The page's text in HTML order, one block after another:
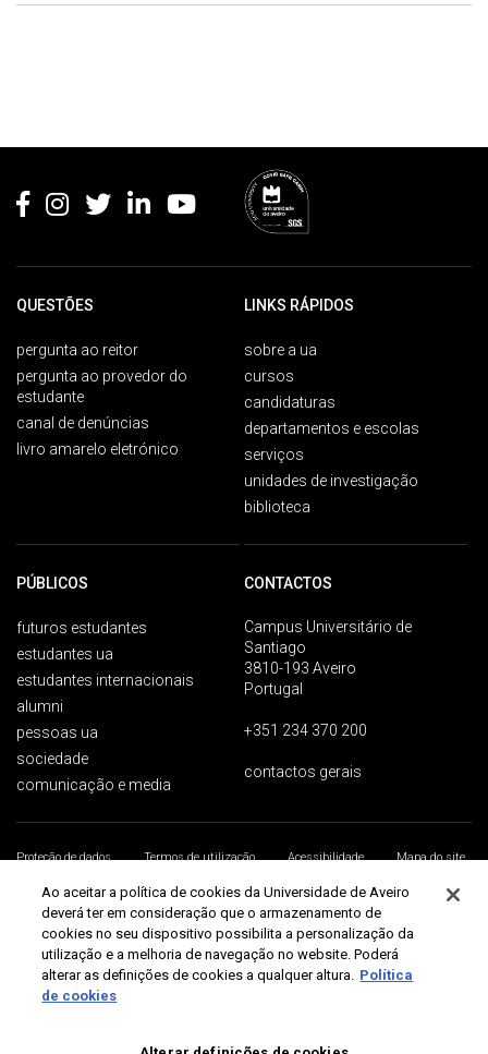
QUESTÕES
pergunta ao reitor
pergunta ao provedor do
estudante
canal de denúncias
livro amarelo eletrónico
LINKS RÁPIDOS
sobre a ua
cursos
candidaturas
departamentos e escolas
serviços
unidades de investigação
biblioteca
PÚBLICOS
futuros estudantes
estudantes ua
estudantes internacionais
alumni
pessoas ua
sociedade
comunicação e media
CONTACTOS
Campus Universitário de
Santiago
3810-193 Aveiro
Portugal
+351 234 370 200
contactos gerais
Proteção de dados Termos de utilização Acessibilidade
Mapa do site
Universidade de Aveiro 2026
Ao aceitar a política de cookies da Universidade de Aveiro
deverá ter em consideração que o armazenamento de
cookies no seu dispositivo possibilita a personalização da
utilização e a melhoria de navegação no website. Poderá
alterar as definições de cookies a qualquer altura. Política
de cookies